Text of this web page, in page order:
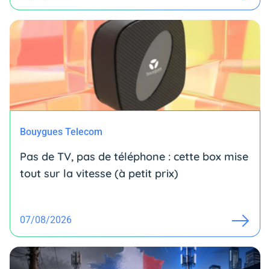
Bouygues Telecom
Pas de TV, pas de téléphone : cette box mise
tout sur la vitesse (à petit prix)
07/08/2026